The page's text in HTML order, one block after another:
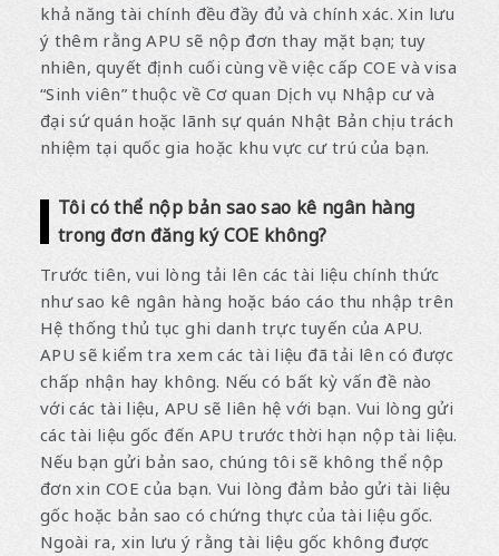
khả năng tài chính đều đầy đủ và chính xác. Xin lưu
ý thêm rằng APU sẽ nộp đơn thay mặt bạn; tuy
nhiên, quyết định cuối cùng về việc cấp COE và visa
“Sinh viên” thuộc về Cơ quan Dịch vụ Nhập cư và
đại sứ quán hoặc lãnh sự quán Nhật Bản chịu trách
nhiệm tại quốc gia hoặc khu vực cư trú của bạn.
Tôi có thể nộp bản sao sao kê ngân hàng
trong đơn đăng ký COE không?
Trước tiên, vui lòng tải lên các tài liệu chính thức
như sao kê ngân hàng hoặc báo cáo thu nhập trên
Hệ thống thủ tục ghi danh trực tuyến của APU.
APU sẽ kiểm tra xem các tài liệu đã tải lên có được
chấp nhận hay không. Nếu có bất kỳ vấn đề nào
với các tài liệu, APU sẽ liên hệ với bạn. Vui lòng gửi
các tài liệu gốc đến APU trước thời hạn nộp tài liệu.
Nếu bạn gửi bản sao, chúng tôi sẽ không thể nộp
đơn xin COE của bạn. Vui lòng đảm bảo gửi tài liệu
gốc hoặc bản sao có chứng thực của tài liệu gốc.
Ngoài ra, xin lưu ý rằng tài liệu gốc không được